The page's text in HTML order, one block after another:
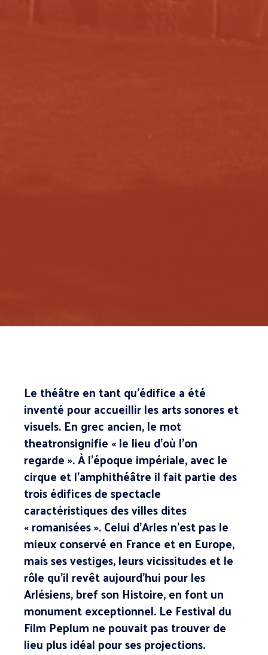
Le théâtre en tant qu’édifice a été
inventé pour accueillir les arts sonores et
visuels. En grec ancien, le mot
theatronsignifie « le lieu d’où l’on
regarde ». À l’époque impériale, avec le
cirque et l’amphithéâtre il fait partie des
trois édifices de spectacle
caractéristiques des villes dites
« romanisées ». Celui d’Arles n’est pas le
mieux conservé en France et en Europe,
mais ses vestiges, leurs vicissitudes et le
rôle qu’il revêt aujourd’hui pour les
Arlésiens, bref son Histoire, en font un
monument exceptionnel. Le Festival du
Film Peplum ne pouvait pas trouver de
lieu plus idéal pour ses projections.